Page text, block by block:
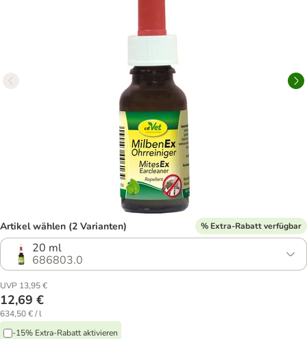
Artikel wählen (2 Varianten) % Extra-Rabatt verfügbar
20 ml
686803.0
UVP 13,95 €
12,69 €
634,50 € / l
-15% Extra-Rabatt aktivieren